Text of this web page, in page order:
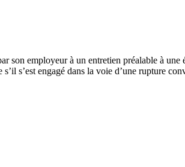
son employeur à un entretien préalable à
s’est engagé dans la voie d’une rupture